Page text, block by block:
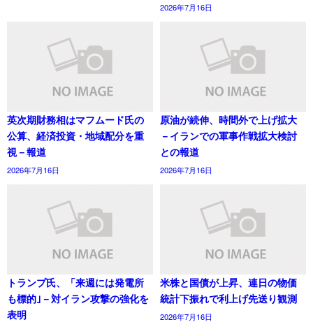
2026年7月16日
英次期財務相はマフムード氏の
公算、経済投資・地域配分を重
視－報道
2026年7月16日
原油が続伸、時間外で上げ拡大
－イランでの軍事作戦拡大検討
との報道
2026年7月16日
トランプ氏、「来週には発電所
も標的｣－対イラン攻撃の強化を
表明
米株と国債が上昇、連日の物価
統計下振れで利上げ先送り観測
2026年7月16日